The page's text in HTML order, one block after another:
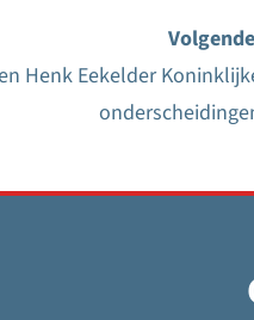
Henk Eekelder